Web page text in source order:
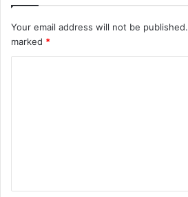
Your email address will not be published.
marked *
t